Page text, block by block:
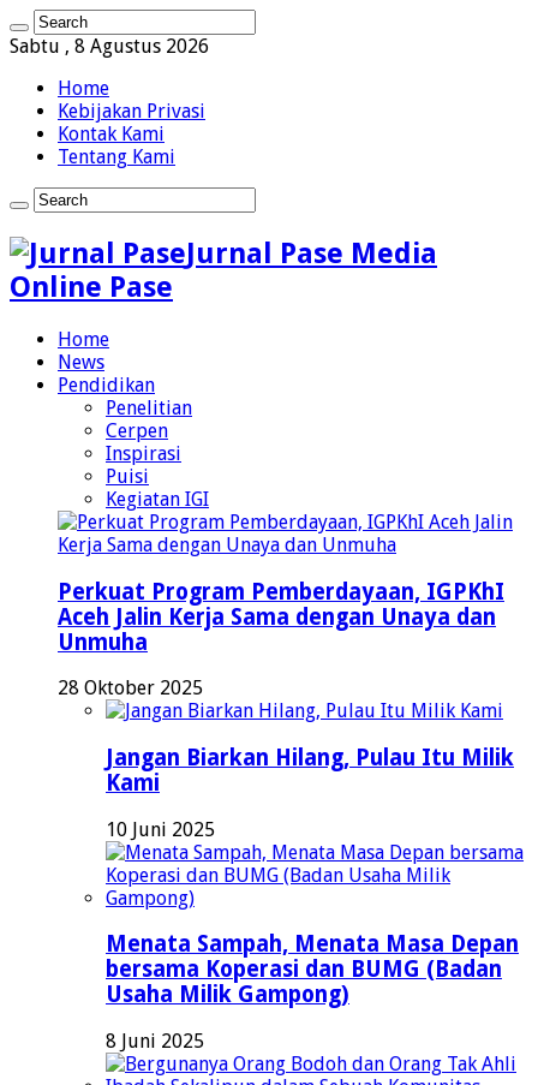
Sabtu , 8 Agustus 2026
Home
Kebijakan Privasi
Kontak Kami
Tentang Kami
Jurnal Pase Media
Online Pase
Home
News
Pendidikan
Penelitian
Cerpen
Inspirasi
Puisi
Kegiatan IGI
Perkuat Program Pemberdayaan, IGPKhI
Aceh Jalin Kerja Sama dengan Unaya dan
Unmuha
28 Oktober 2025
Jangan Biarkan Hilang, Pulau Itu Milik
Kami
10 Juni 2025
Menata Sampah, Menata Masa Depan
bersama Koperasi dan BUMG (Badan
Usaha Milik Gampong)
8 Juni 2025